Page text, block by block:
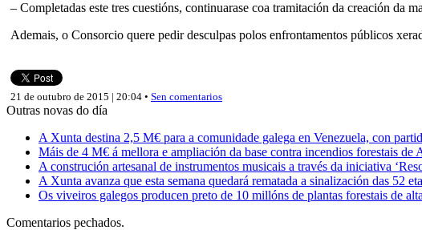
– Completadas este tres cuestións, continuarase coa tramitación da creación da
Ademais, o Consorcio quere pedir desculpas polos enfrontamentos públicos
21 de outubro de 2015 | 20:04 • Sen comentarios
Outras novas do día
A Xunta destina 2,5 M€ para a comunidade galega en Venezuela, con
Máis de 4 M€ á mellora e ampliación da base contra incendios forestais de
A construción artesanal de instrumentos musicais a través da iniciativa
A Xunta avanza que esta semana quedará rematada a sinalización das 52
Os viveiros galegos producen preto de 10 millóns de plantas forestais de
Comentarios pechados.